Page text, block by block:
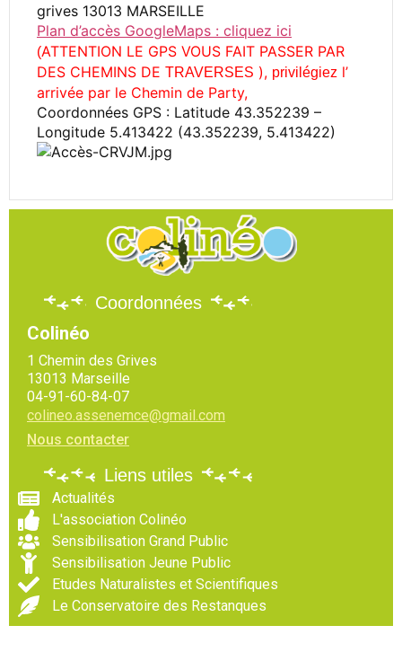
grives 13013 MARSEILLE
Plan d’accès GoogleMaps : cliquez ici
(ATTENTION LE GPS VOUS FAIT PASSER PAR
DES CHEMINS DE TRAVERSES ), privilégiez l’
arrivée par le Chemin de Party,
Coordonnées GPS : Latitude 43.352239 –
Longitude 5.413422 (43.352239, 5.413422)
Coordonnées
Colinéo
1 Chemin des Grives
13013 Marseille
04-91-60-84-07
colineo.assenemce@gmail.com
Nous contacter
Liens utiles
Actualités
L'association Colinéo
Sensibilisation Grand Public
Sensibilisation Jeune Public
Etudes Naturalistes et Scientifiques
Le Conservatoire des Restanques